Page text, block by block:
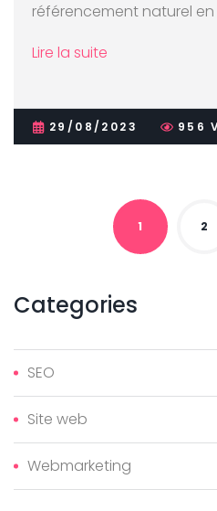
référencement naturel en
Lire la suite
29/08/2023 956
1 2
Categories
SEO
Site web
Webmarketing